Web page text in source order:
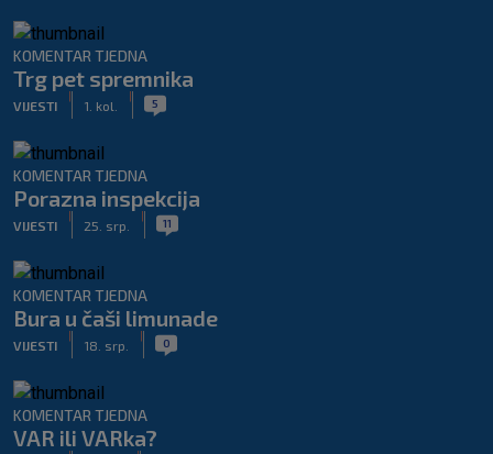
KOMENTAR TJEDNA
Trg pet spremnika
VIJESTI 1. kol. 5
KOMENTAR TJEDNA
Porazna inspekcija
VIJESTI 25. srp. 11
KOMENTAR TJEDNA
Bura u čaši limunade
VIJESTI 18. srp. 0
KOMENTAR TJEDNA
VAR ili VARka?